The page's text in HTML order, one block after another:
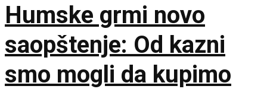
Humske grmi novo
saopštenje: Od kazni
smo mogli da kupimo